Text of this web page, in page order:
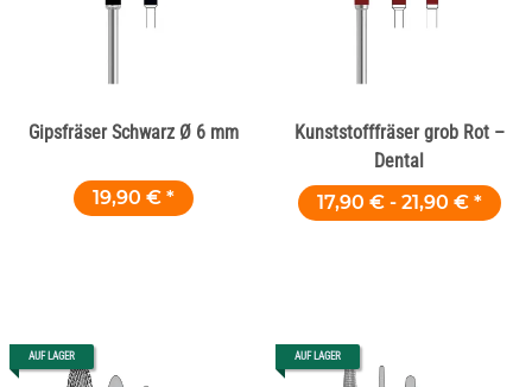
Gipsfräser Schwarz Ø 6 mm
19,90 € *
Kunststofffräser grob Rot –
Dental
17,90 € - 21,90 € *
AUF LAGER AUF LAGER